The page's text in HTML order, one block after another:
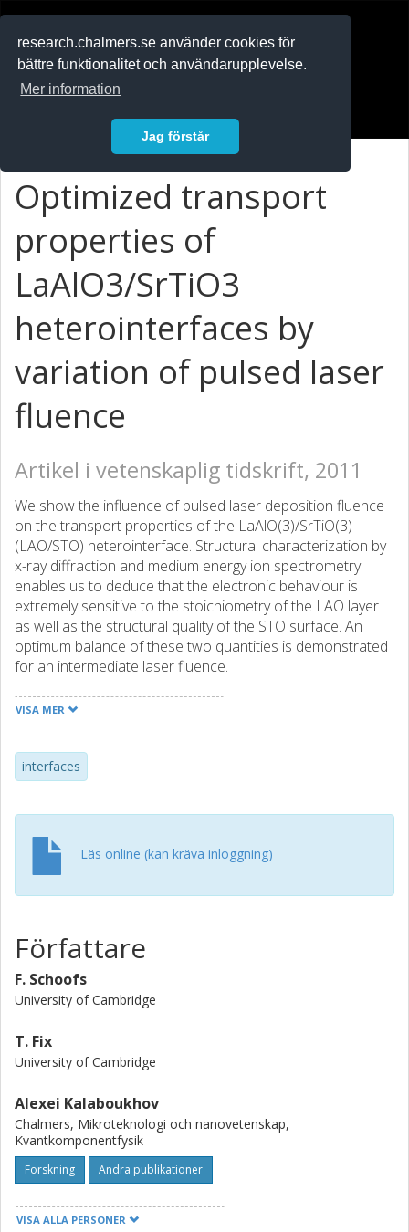
research.chalmers.se använder cookies för
bättre funktionalitet och användarupplevelse.
Mer information
Jag förstår
Optimized transport
properties of
LaAlO3/SrTiO3
heterointerfaces by
variation of pulsed laser
fluence
Artikel i vetenskaplig tidskrift, 2011
We show the influence of pulsed laser deposition fluence
on the transport properties of the LaAlO(3)/SrTiO(3)
(LAO/STO) heterointerface. Structural characterization by
x-ray diffraction and medium energy ion spectrometry
enables us to deduce that the electronic behaviour is
extremely sensitive to the stoichiometry of the LAO layer
as well as the structural quality of the STO surface. An
optimum balance of these two quantities is demonstrated
for an intermediate laser fluence.
VISA MER
interfaces
Läs online (kan kräva inloggning)
Författare
F. Schoofs
University of Cambridge
T. Fix
University of Cambridge
Alexei Kalaboukhov
Chalmers, Mikroteknologi och nanovetenskap,
Kvantkomponentfysik
Forskning Andra publikationer
Dag Winkler
VISA ALLA PERSONER